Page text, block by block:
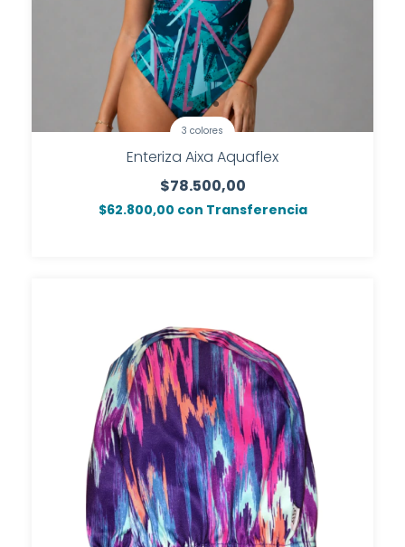
3 colores
Enteriza Aixa Aquaflex
$78.500,00
$62.800,00 con Transferencia